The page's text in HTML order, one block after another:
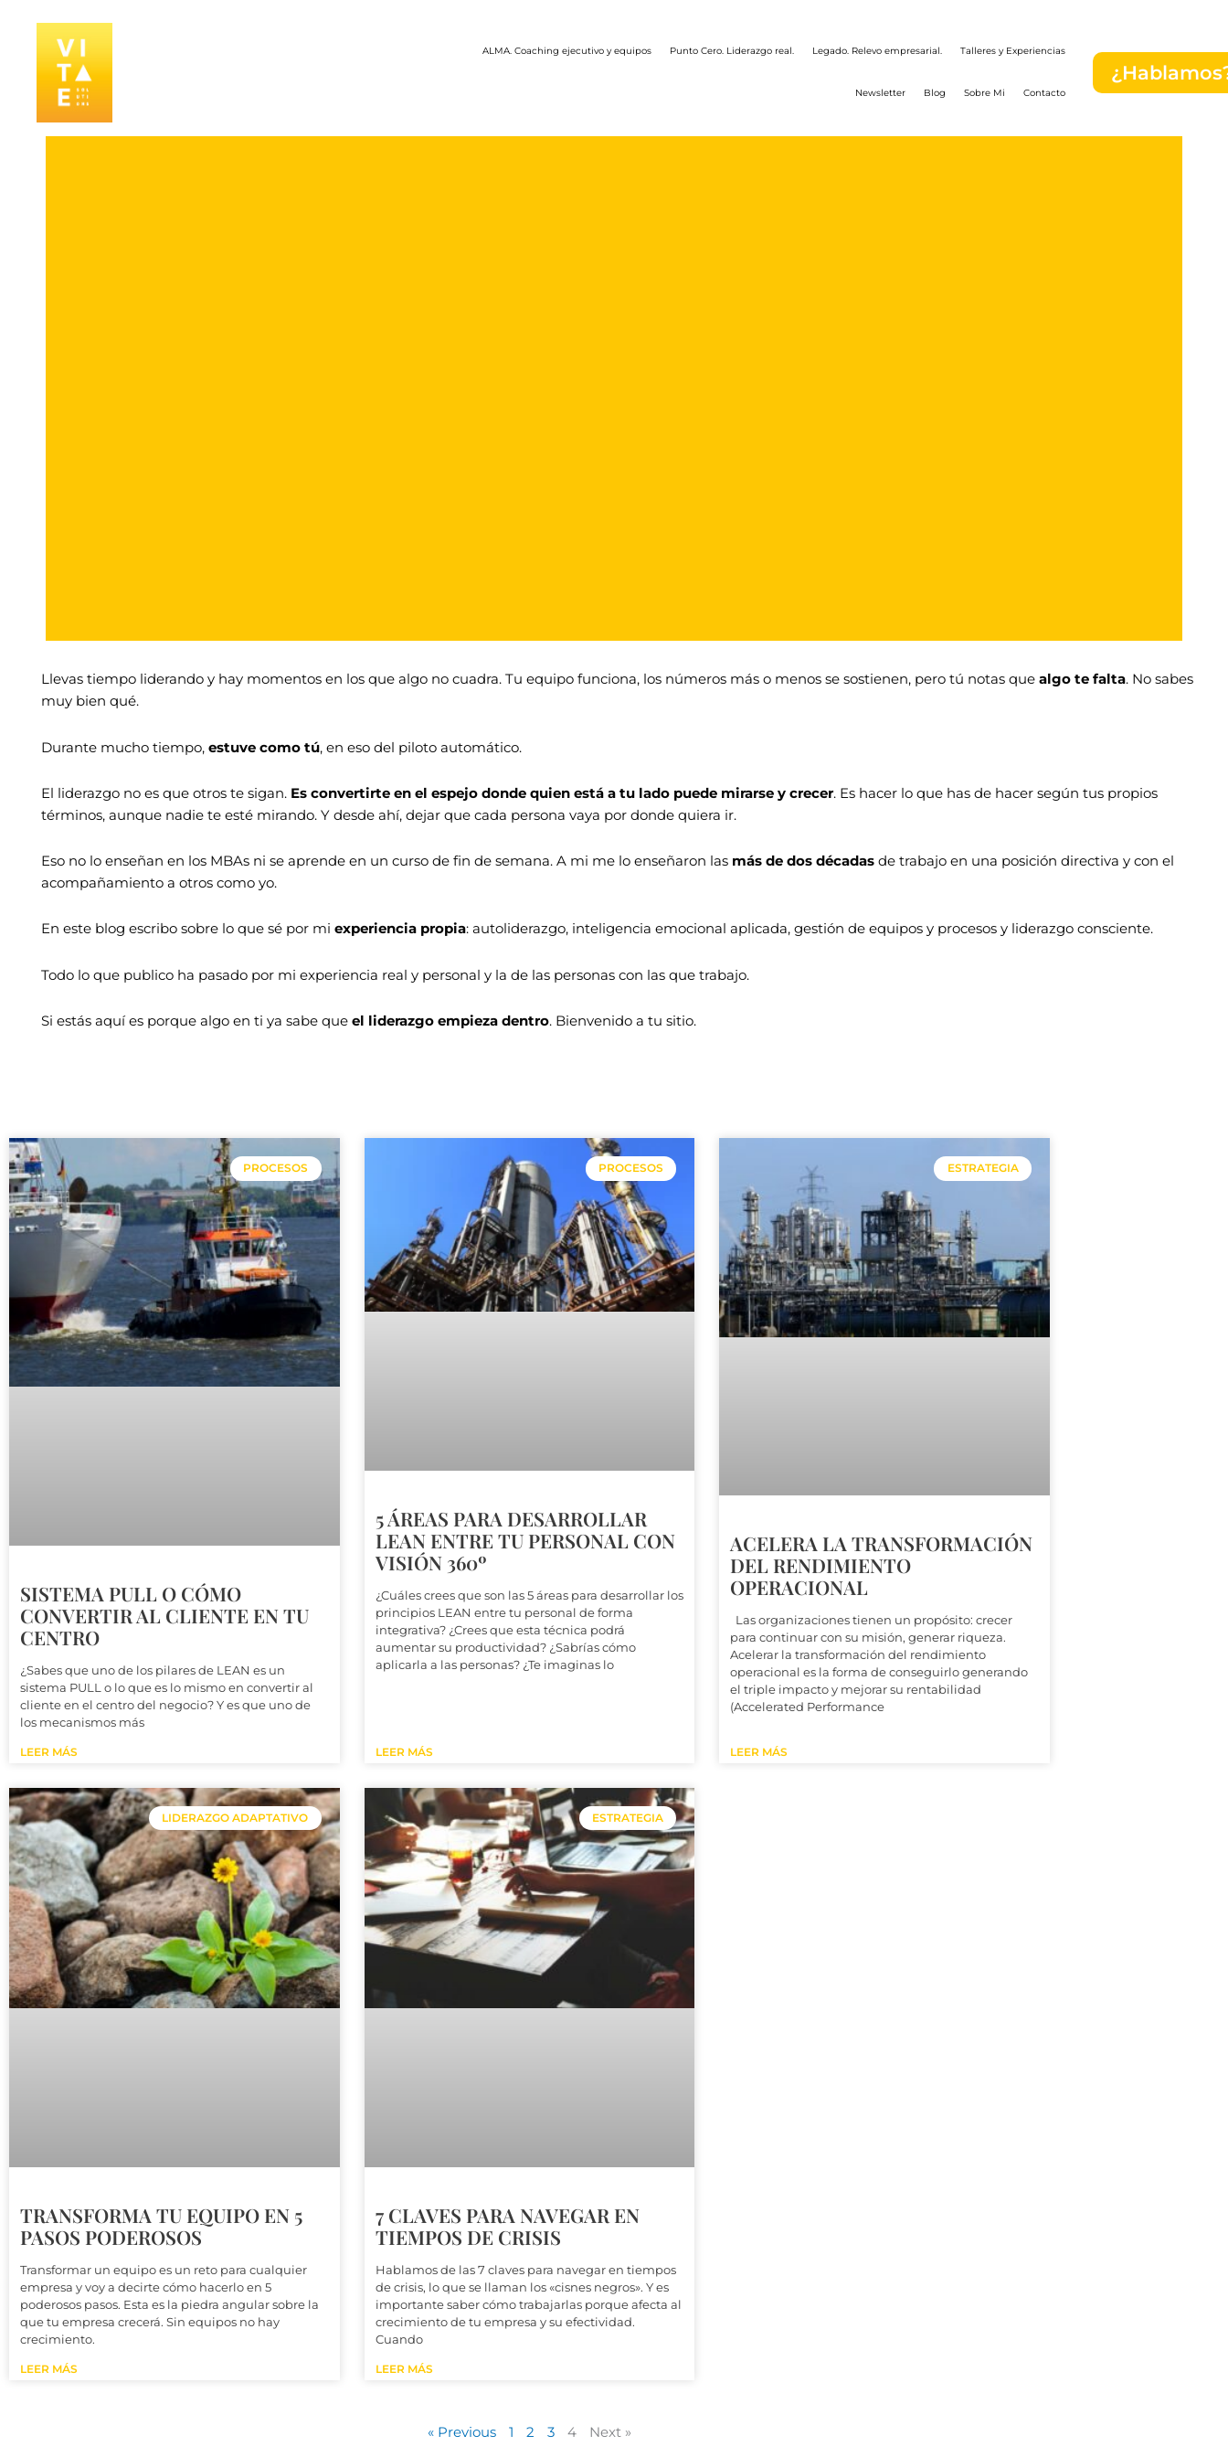
ALMA. Coaching ejecutivo y equipos Punto Cero. Liderazgo real. Legado. Relevo empresarial. Talleres y Experiencias
Newsletter Blog Sobre Mi Contacto
Llevas tiempo liderando y hay momentos en los que algo no cuadra. Tu equipo funciona, los números más o menos se sostienen, pero tú notas que algo te falta. No sabes
muy bien qué.
Durante mucho tiempo, estuve como tú, en eso del piloto automático.
El liderazgo no es que otros te sigan. Es convertirte en el espejo donde quien está a tu lado puede mirarse y crecer. Es hacer lo que has de hacer según tus propios
términos, aunque nadie te esté mirando. Y desde ahí, dejar que cada persona vaya por donde quiera ir.
Eso no lo enseñan en los MBAs ni se aprende en un curso de fin de semana. A mi me lo enseñaron las más de dos décadas de trabajo en una posición directiva y con el
acompañamiento a otros como yo.
En este blog escribo sobre lo que sé por mi experiencia propia: autoliderazgo, inteligencia emocional aplicada, gestión de equipos y procesos y liderazgo consciente.
Todo lo que publico ha pasado por mi experiencia real y personal y la de las personas con las que trabajo.
Si estás aquí es porque algo en ti ya sabe que el liderazgo empieza dentro. Bienvenido a tu sitio.
PROCESOS
SISTEMA PULL O CÓMO
CONVERTIR AL CLIENTE EN TU
CENTRO
¿Sabes que uno de los pilares de LEAN es un
sistema PULL o lo que es lo mismo en convertir al
cliente en el centro del negocio? Y es que uno de
los mecanismos más
LEER MÁS
PROCESOS
5 ÁREAS PARA DESARROLLAR
LEAN ENTRE TU PERSONAL CON
VISIÓN 360º
¿Cuáles crees que son las 5 áreas para desarrollar los
principios LEAN entre tu personal de forma
integrativa? ¿Crees que esta técnica podrá
aumentar su productividad? ¿Sabrías cómo
aplicarla a las personas? ¿Te imaginas lo
LEER MÁS
ESTRATEGIA
ACELERA LA TRANSFORMACIÓN
DEL RENDIMIENTO
OPERACIONAL
Las organizaciones tienen un propósito: crecer
para continuar con su misión, generar riqueza.
Acelerar la transformación del rendimiento
operacional es la forma de conseguirlo generando
el triple impacto y mejorar su rentabilidad
(Accelerated Performance
LEER MÁS
LIDERAZGO ADAPTATIVO
TRANSFORMA TU EQUIPO EN 5
PASOS PODEROSOS
Transformar un equipo es un reto para cualquier
empresa y voy a decirte cómo hacerlo en 5
poderosos pasos. Esta es la piedra angular sobre la
que tu empresa crecerá. Sin equipos no hay
crecimiento.
LEER MÁS
ESTRATEGIA
7 CLAVES PARA NAVEGAR EN
TIEMPOS DE CRISIS
Hablamos de las 7 claves para navegar en tiempos
de crisis, lo que se llaman los «cisnes negros». Y es
importante saber cómo trabajarlas porque afecta al
crecimiento de tu empresa y su efectividad.
Cuando
LEER MÁS
« Previous 1 2 3 4 Next »